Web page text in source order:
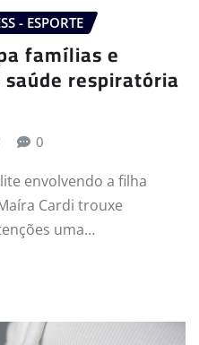
- ESPORTE
famílias e
respiratória
0
envolvendo a filha
Cardi trouxe
uma…